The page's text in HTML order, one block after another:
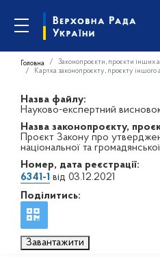
Головна Законопроєкти, проєкти інших
Картка законопроєкту, проєкту іншого
Назва файлу:
Науково-експертний
Назва законопроєкту,
Проєкт Закону про
національної та
Номер, дата реєстрації:
6341-1 від 03.12.2021
Поділитись:
Завантажити